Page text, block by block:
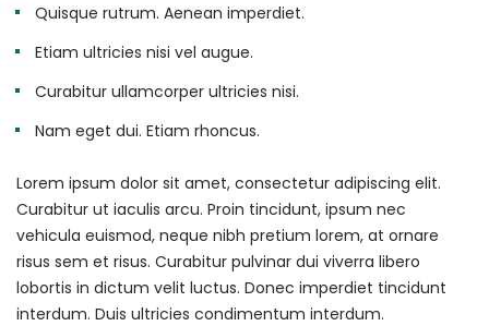
Quisque rutrum. Aenean imperdiet.
Etiam ultricies nisi vel augue.
Curabitur ullamcorper ultricies nisi.
Nam eget dui. Etiam rhoncus.
Lorem ipsum dolor sit amet, consectetur adipiscing elit.
Curabitur ut iaculis arcu. Proin tincidunt, ipsum nec
vehicula euismod, neque nibh pretium lorem, at ornare
risus sem et risus. Curabitur pulvinar dui viverra libero
lobortis in dictum velit luctus. Donec imperdiet tincidunt
interdum. Duis ultricies condimentum interdum.